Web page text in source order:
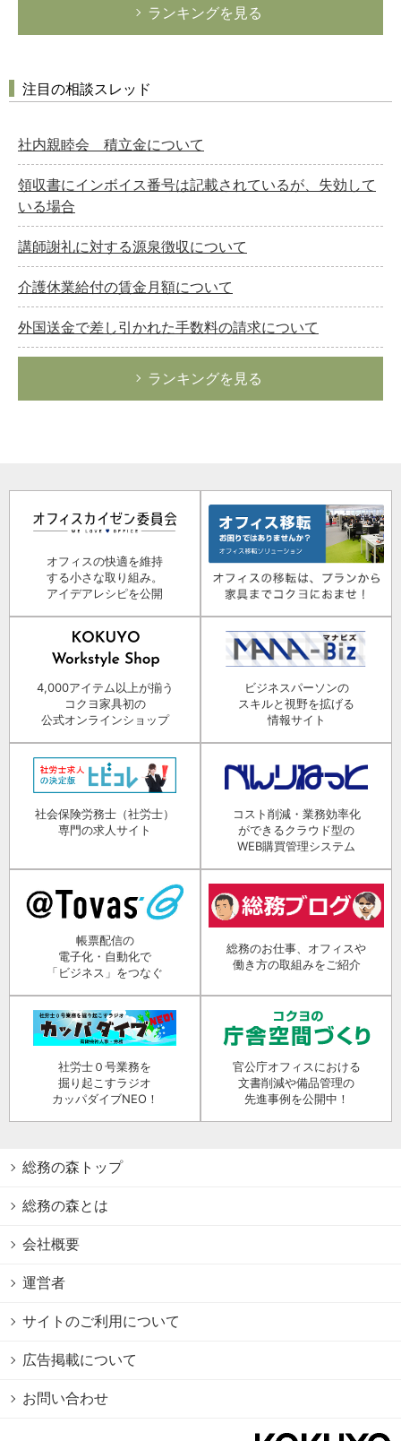
ランキングを見る
注目の相談スレッド
社内親睦会 積立金について
領収書にインボイス番号は記載されているが、失効して
いる場合
講師謝礼に対する源泉徴収について
介護休業給付の賃金月額について
外国送金で差し引かれた手数料の請求について
ランキングを見る
オフィスの快適を維持
する小さな取り組み。
アイデアレシピを公開
4,000アイテム以上が揃う
コクヨ家具初の
公式オンラインショップ
ビジネスパーソンの
スキルと視野を拡げる
情報サイト
社会保険労務士（社労士）
専門の求人サイト
コスト削減・業務効率化
ができるクラウド型の
WEB購買管理システム
帳票配信の
電子化・自動化で
「ビジネス」をつなぐ
総務のお仕事、オフィスや
働き方の取組みをご紹介
社労士０号業務を
掘り起こすラジオ
カッパダイブNEO！
官公庁オフィスにおける
文書削減や備品管理の
先進事例を公開中！
総務の森トップ
総務の森とは
会社概要
運営者
サイトのご利用について
広告掲載について
お問い合わせ